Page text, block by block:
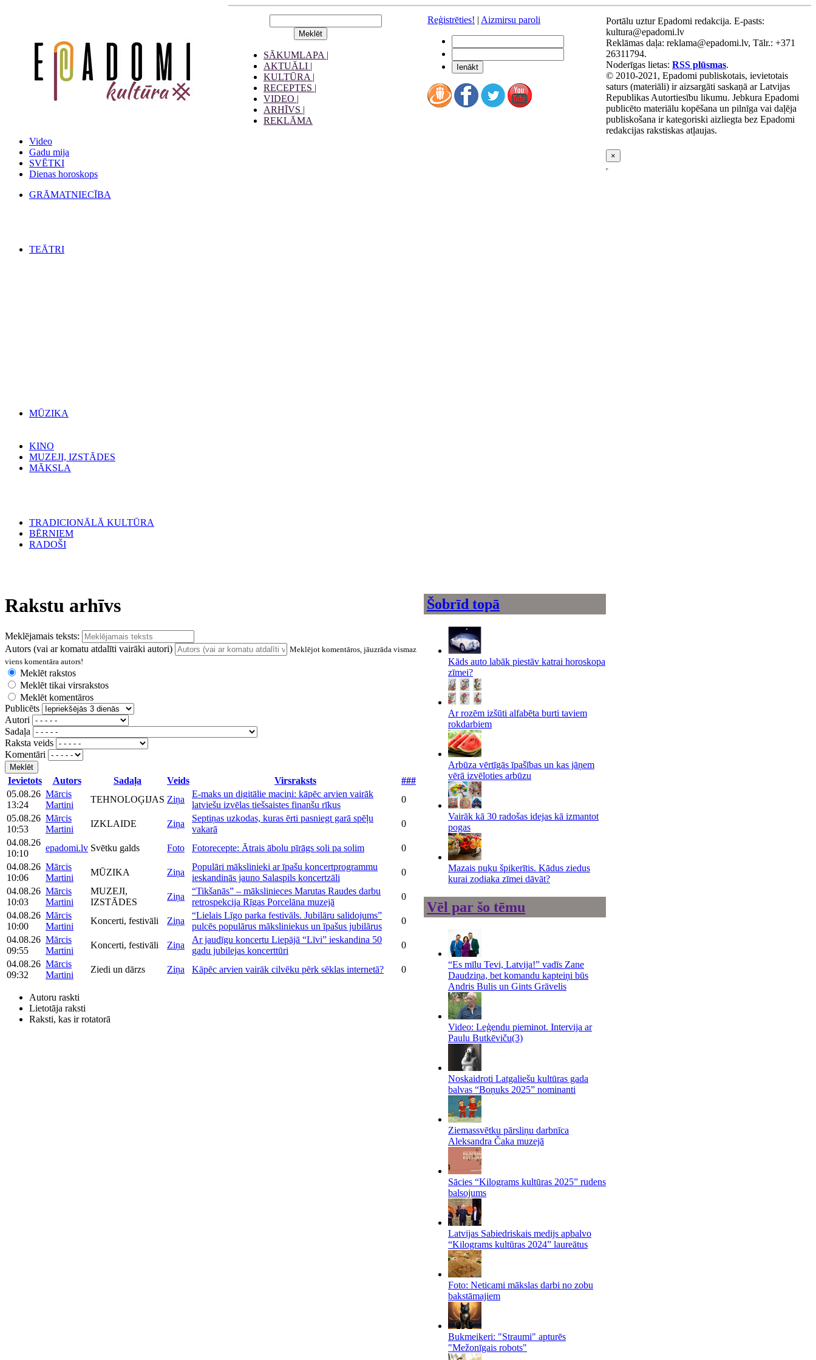
SĀKUMLAPA |
AKTUĀLI |
KULTŪRA |
RECEPTES |
VIDEO |
ARHĪVS |
REKLĀMA
Reģistrēties! | Aizmirsu paroli
Video
Gadu mija
SVĒTKI
Dienas horoskops
GRĀMATNIECĪBA
TEĀTRI
MŪZIKA
KINO
MUZEJI, IZSTĀDES
MĀKSLA
TRADICIONĀLĀ KULTŪRA
BĒRNIEM
RADOŠI
Rakstu arhīvs
Meklējamais teksts:
Autors (vai ar komatu atdalīti vairāki autori)
Meklējot komentāros, jāuzrāda vismaz
viens komentāra autors!
Meklēt rakstos
Meklēt tikai virsrakstos
Meklēt komentāros
Publicēts
Autori
Sadaļa
Raksta veids
Komentāri
Meklēt
Ievietots Autors Sadaļa Veids Virsraksts
###
05.08.26
13:24
Mārcis
Martini
TEHNOLOĢIJAS Ziņa
E-maks un digitālie maciņi: kāpēc arvien vairāk
latviešu izvēlas tiešsaistes finanšu rīkus
0
05.08.26
10:53
Mārcis
Martini
IZKLAIDE Ziņa
Septiņas uzkodas, kuras ērti pasniegt garā spēļu
vakarā
0
04.08.26
10:10
epadomi.lv Svētku galds Foto Fotorecepte: Ātrais ābolu pīrāgs soli pa solim
0
04.08.26
10:06
Mārcis
Martini
MŪZIKA Ziņa
Populāri mākslinieki ar īpašu koncertprogrammu
ieskandinās jauno Salaspils koncertzāli
0
04.08.26
10:03
Mārcis
Martini
MUZEJI,
IZSTĀDES
Ziņa
“Tikšanās” – mākslinieces Marutas Raudes darbu
retrospekcija Rīgas Porcelāna muzejā
0
04.08.26
10:00
Mārcis
Martini
Koncerti, festivāli Ziņa
“Lielais Līgo parka festivāls. Jubilāru salidojums”
pulcēs populārus māksliniekus un īpašus jubilārus
0
04.08.26
09:55
Mārcis
Martini
Koncerti, festivāli Ziņa
Ar jaudīgu koncertu Liepājā “Līvi” ieskandina 50
gadu jubilejas koncerttūri
0
04.08.26
09:32
Mārcis
Martini
Ziedi un dārzs Ziņa Kāpēc arvien vairāk cilvēku pērk sēklas internetā? 0
Autoru raskti
Lietotāja raksti
Raksti, kas ir rotatorā
Šobrīd topā
Kāds auto labāk piestāv katrai horoskopa
zīmei?
Ar rozēm izšūti alfabēta burti taviem
rokdarbiem
Arbūza vērtīgās īpašības un kas jāņem
vērā izvēloties arbūzu
Vairāk kā 30 radošas idejas kā izmantot
pogas
Mazais puķu špikerītis. Kādus ziedus
kurai zodiaka zīmei dāvāt?
Vēl par šo tēmu
“Es mīlu Tevi, Latvija!” vadīs Zane
Daudziņa, bet komandu kapteiņi būs
Andris Bulis un Gints Grāvelis
Video: Leģendu pieminot. Intervija ar
Paulu Butkēviču(3)
Noskaidroti Latgaliešu kultūras gada
balvas “Boņuks 2025” nominanti
Ziemassvētku pārsliņu darbnīca
Aleksandra Čaka muzejā
Sācies “Kilograms kultūras 2025” rudens
balsojums
Latvijas Sabiedriskais medijs apbalvo
“Kilograms kultūras 2024” laureātus
Foto: Neticami mākslas darbi no zobu
bakstāmajiem
Bukmeikeri: "Straumi" apturēs
"Mežonīgais robots"
Portālu uztur Epadomi redakcija. E-pasts:
kultura@epadomi.lv
Reklāmas daļa: reklama@epadomi.lv, Tālr.: +371
26311794.
Noderīgas lietas: RSS plūsmas.
© 2010-2021, Epadomi publiskotais, ievietotais
saturs (materiāli) ir aizsargāti saskaņā ar Latvijas
Republikas Autortiesību likumu. Jebkura Epadomi
publicēto materiālu kopēšana un pilnīga vai daļēja
publiskošana ir kategoriski aizliegta bez Epadomi
redakcijas rakstiskas atļaujas.
×